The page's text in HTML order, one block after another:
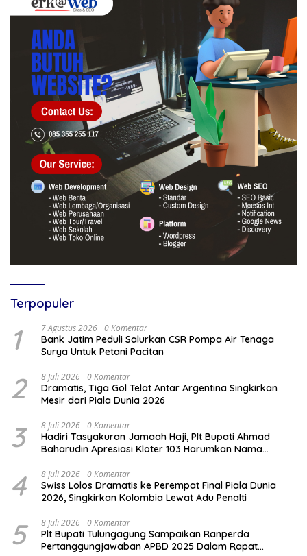
Terpopuler
1 7 Agustus 2026 0 Komentar
Bank Jatim Peduli Salurkan CSR Pompa Air Tenaga
Surya Untuk Petani Pacitan
2 8 Juli 2026 0 Komentar
Dramatis, Tiga Gol Telat Antar Argentina Singkirkan
Mesir dari Piala Dunia 2026
3 8 Juli 2026 0 Komentar
Hadiri Tasyakuran Jamaah Haji, Plt Bupati Ahmad
Baharudin Apresiasi Kloter 103 Harumkan Nama
4 8 Juli 2026 0 Komentar
Swiss Lolos Dramatis ke Perempat Final Piala Dunia
2026, Singkirkan Kolombia Lewat Adu Penalti
5 8 Juli 2026 0 Komentar
Plt Bupati Tulungagung Sampaikan Ranperda
Pertanggungjawaban APBD 2025 Dalam Rapat